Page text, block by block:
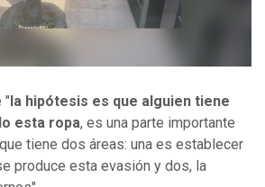
"la hipótesis es que alguien tiene
esta ropa, es una parte importante
tiene dos áreas: una es establecer
produce esta evasión y dos, la